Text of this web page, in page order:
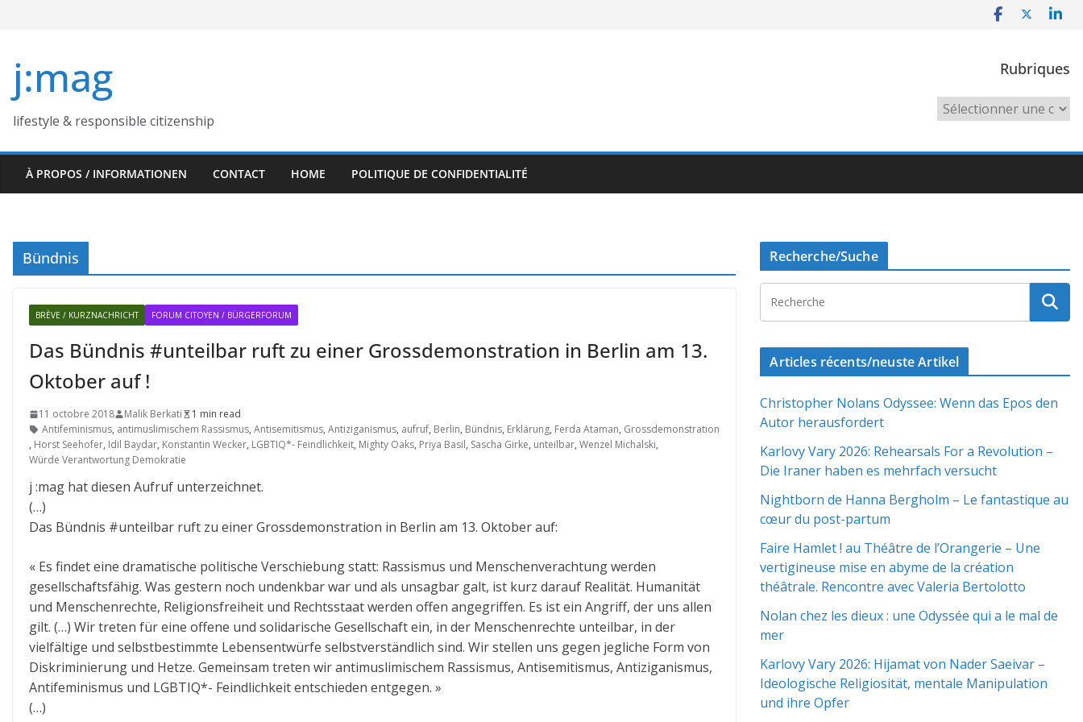
j:mag
lifestyle & responsible citizenship
Rubriques
Rubriques
À PROPOS / INFORMATIONEN CONTACT HOME POLITIQUE DE CONFIDENTIALITÉ
Bündnis
BRÈVE / KURZNACHRICHT FORUM CITOYEN / BÜRGERFORUM
Das Bündnis #unteilbar ruft zu einer Grossdemonstration in Berlin am 13.
Oktober auf !
11 octobre 2018 Malik Berkati
1 min read
Antifeminismus, antimuslimischem Rassismus, Antisemitismus, Antiziganismus, aufruf, Berlin, Bündnis, Erklärung, Ferda Ataman, Grossdemonstration
, Horst Seehofer, Idil Baydar, Konstantin Wecker, LGBTIQ*- Feindlichkeit, Mighty Oaks, Priya Basil, Sascha Girke, unteilbar, Wenzel Michalski,
Würde Verantwortung Demokratie
j :mag hat diesen Aufruf unterzeichnet.
(…)
Das Bündnis #unteilbar ruft zu einer Grossdemonstration in Berlin am 13. Oktober auf:
« Es findet eine dramatische politische Verschiebung statt: Rassismus und Menschenverachtung werden
gesellschaftsfähig. Was gestern noch undenkbar war und als unsagbar galt, ist kurz darauf Realität. Humanität
und Menschenrechte, Religionsfreiheit und Rechtsstaat werden offen angegriffen. Es ist ein Angriff, der uns allen
gilt. (…) Wir treten für eine offene und solidarische Gesellschaft ein, in der Menschenrechte unteilbar, in der
vielfältige und selbstbestimmte Lebensentwürfe selbstverständlich sind. Wir stellen uns gegen jegliche Form von
Diskriminierung und Hetze. Gemeinsam treten wir antimuslimischem Rassismus, Antisemitismus, Antiziganismus,
Antifeminismus und LGBTIQ*- Feindlichkeit entschieden entgegen. »
(…)
Recherche/Suche
Articles récents/neuste Artikel
Christopher Nolans Odyssee: Wenn das Epos den
Autor herausfordert
Karlovy Vary 2026: Rehearsals For a Revolution –
Die Iraner haben es mehrfach versucht
Nightborn de Hanna Bergholm – Le fantastique au
cœur du post-partum
Faire Hamlet ! au Théâtre de l’Orangerie – Une
vertigineuse mise en abyme de la création
théâtrale. Rencontre avec Valeria Bertolotto
Nolan chez les dieux : une Odyssée qui a le mal de
mer
Karlovy Vary 2026: Hijamat von Nader Saeivar​​ –
Ideologische Religiosität, mentale Manipulation
und ihre Opfer